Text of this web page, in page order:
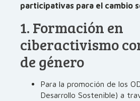
participativas para el cambio
1. Formación en
ciberactivismo
de género
Para la promoción de los
Desarrollo Sostenible) a